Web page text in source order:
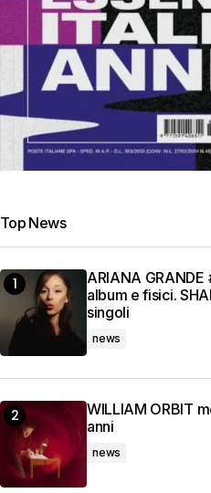
Top News
ARIANA
album e fisici.
singoli
news
WILLIAM ORBIT
anni
news